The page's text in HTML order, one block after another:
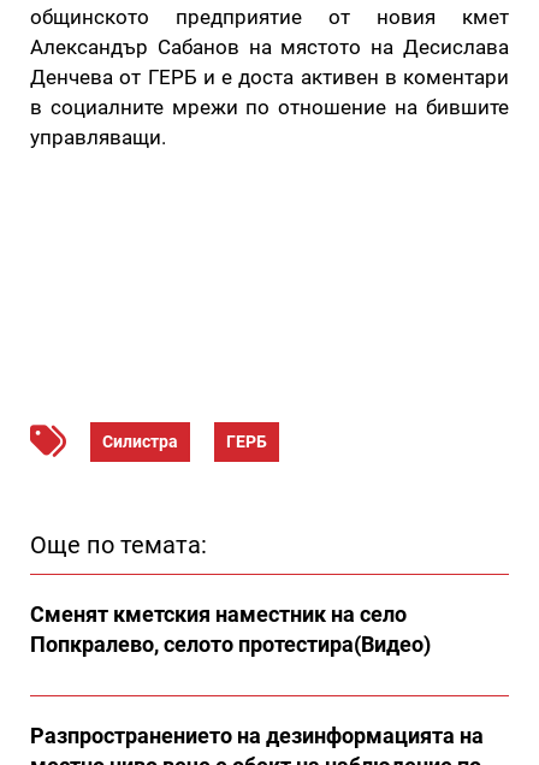
общинското предприятие от новия кмет
Александър Сабанов на мястото на Десислава
Денчева от ГЕРБ и е доста активен в коментари
в социалните мрежи по отношение на бившите
управляващи.
Силистра ГЕРБ
Още по темата:
Сменят кметския наместник на село
Попкралево, селото протестира(Видео)
Разпространението на дезинформацията на